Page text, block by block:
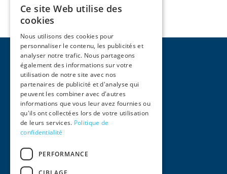
Pages
Accueil
Activités
International
Actualités
Contact
Ce site Web utilise des
cookies
Nous utilisons des cookies pour
personnaliser le contenu, les publicités et
analyser notre trafic. Nous partageons
également des informations sur votre
utilisation de notre site avec nos
partenaires de publicité et d'analyse qui
peuvent les combiner avec d'autres
informations que vous leur avez fournies ou
qu'ils ont collectées lors de votre utilisation
de leurs services. Politique de
confidentialité
PERFORMANCE